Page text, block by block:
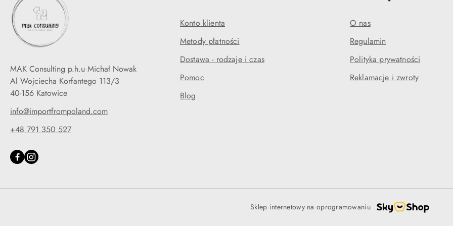
MAK Consulting p.h.u Michał Nowak
Al Wojciecha Korfantego 113/3
40-156 Katowice
info@importfrompoland.com
+48 791 350 527
Konto klienta
Metody płatności
Dostawa - rodzaje i czas
Pomoc
Blog
O nas
Regulamin
Polityka prywatności
Reklamacje i zwroty
Sklep internetowy na oprogramowaniu